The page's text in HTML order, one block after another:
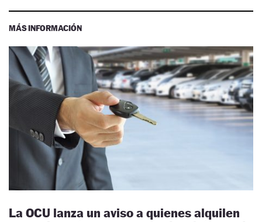
MÁS INFORMACIÓN
La OCU lanza un aviso a quienes alquilen